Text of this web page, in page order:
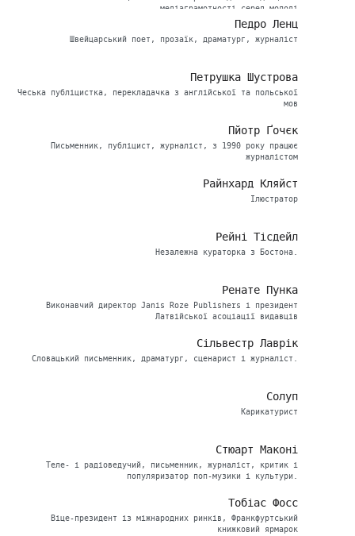
медіаграмотності серед молоді
Педро Ленц
Швейцарський поет, прозаїк, драматург, журналіст
Петрушка Шустрова
Чеська публіцистка, перекладачка з англійської та польської
мов
Пйотр Ґочєк
Письменник, публіцист, журналіст, з 1990 року працює
журналістом
Райнхард Кляйст
Ілюстратор
Рейні Тісдейл
Незалежна кураторка з Бостона.
Ренате Пунка
Виконавчий директор Janis Roze Publishers і президент
Латвійської асоціації видавців
Сільвестр Лаврік
Словацький письменник, драматург, сценарист і журналіст.
Солуп
Карикатурист
Стюарт Маконі
Теле- і радіоведучий, письменник, журналіст, критик і
популяризатор поп-музики і культури.
Тобіас Фосс
Віце-президент із міжнародних ринків, Франкфуртський
книжковий ярмарок